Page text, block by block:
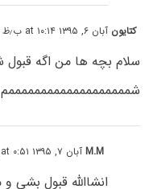
کتایون آبان ۶, ۱۳۹۵ at ۱۰:۱۴ ب٫ظ
سلام بچه ها من اگه قبول
شمممممممممممممممممممم
M.Mآبان ۷, ۱۳۹۵ at ۰:۵۱ ق٫ظ
انشاالله قبول بشی